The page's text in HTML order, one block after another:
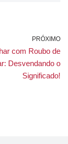
PRÓXIMO
com Roubo de
Desvendando o
Significado!